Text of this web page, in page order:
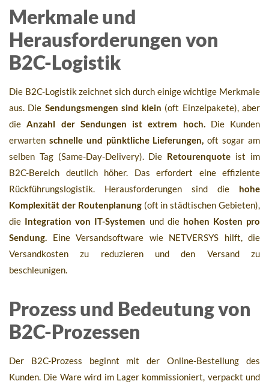
Merkmale und
Herausforderungen von
B2C-Logistik
Die B2C-Logistik zeichnet sich durch einige wichtige Merkmale
aus. Die Sendungsmengen sind klein (oft Einzelpakete), aber
dieAnzahl der Sendungen ist extrem hoch.Die Kunden
erwarten schnelle und pünktliche Lieferungen, oft sogar am
selben Tag (Same-Day-Delivery). Die Retourenquote ist im
B2C-Bereich deutlich höher. Das erfordert eine effiziente
Rückführungslogistik. Herausforderungen sind die hohe
Komplexität der Routenplanung(oft in städtischen Gebieten),
die Integration von IT-Systemen und die hohen Kosten pro
Sendung. Eine Versandsoftware wie NETVERSYS hilft, die
Versandkosten zu reduzieren und den Versand zu
beschleunigen.
Prozess und Bedeutung von
B2C-Prozessen
Der B2C-Prozess beginnt mit der Online-Bestellung des
Kunden. Die Ware wird im Lager kommissioniert, verpackt und